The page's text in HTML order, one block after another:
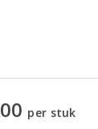
per stuk